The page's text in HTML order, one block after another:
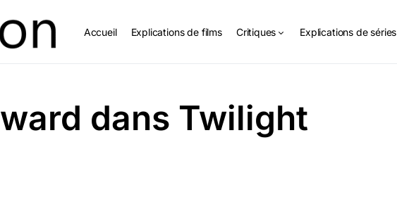
Accueil Explications de films Critiques Explications de séries
dans Twilight